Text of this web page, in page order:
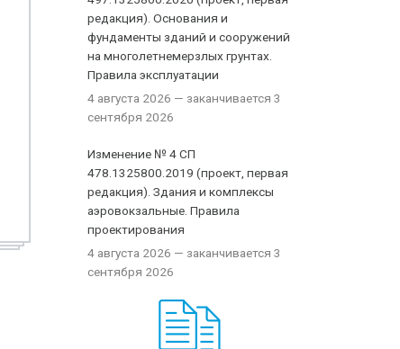
редакция). Основания и
фундаменты зданий и сооружений
на многолетнемерзлых грунтах.
Правила эксплуатации
4 августа 2026 — заканчивается 3
сентября 2026
Изменение № 4 СП
478.1325800.2019 (проект, первая
редакция). Здания и комплексы
аэровокзальные. Правила
проектирования
4 августа 2026 — заканчивается 3
сентября 2026